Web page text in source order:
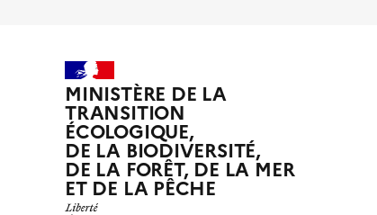
MINISTÈRE DE LA
TRANSITION
ÉCOLOGIQUE,
DE LA BIODIVERSITÉ,
DE LA FORÊT, DE LA MER
ET DE LA PÊCHE